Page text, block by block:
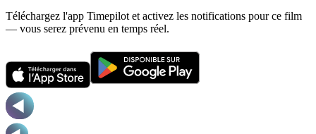
Téléchargez l'app Timepilot et activez les notifications pour ce film
— vous serez prévenu en temps réel.